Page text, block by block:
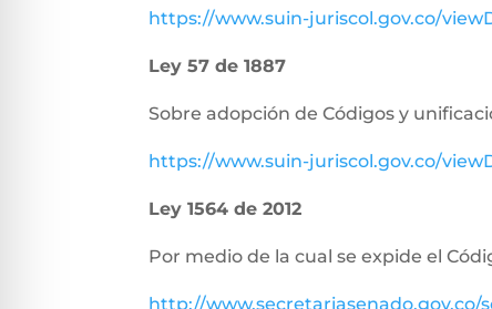
https://www.suin-juriscol.gov.co/
Ley 57 de 1887
Sobre adopción de Códigos y
https://www.suin-juriscol.gov.co/
Ley 1564 de 2012
Por medio de la cual se expide el
http://www.secretariasenado.gov.co/